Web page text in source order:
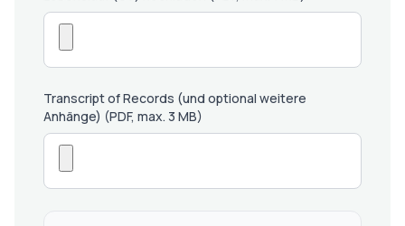
Transcript of Records (und optional weitere
Anhänge) (PDF, max. 3 MB)